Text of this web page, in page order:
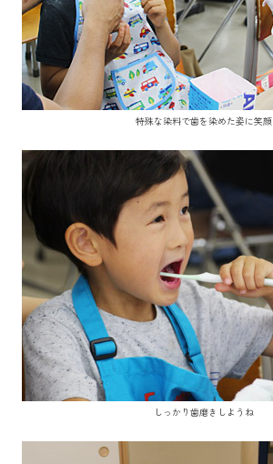
特殊な染料で歯を染めた姿に笑顔
しっかり歯磨きしようね